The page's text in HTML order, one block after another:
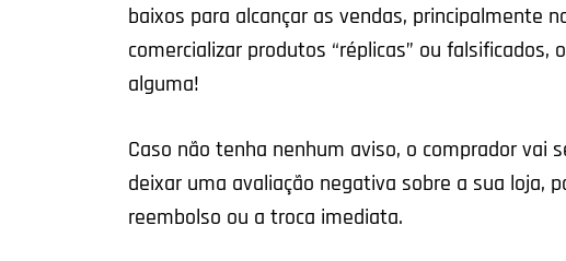
baixos para alcançar as vendas, principalmente
comercializar produtos “réplicas” ou
alguma!
Caso não tenha nenhum aviso, o comprador vai
deixar uma avaliação negativa sobre a sua loja,
reembolso ou a troca imediata.